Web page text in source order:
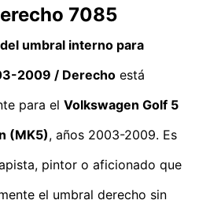
7085
umbral interno para
2009 / Derecho está
para el Volkswagen Golf 5
(MK5), años 2003-2009. Es
pintor o aficionado que
el umbral derecho sin